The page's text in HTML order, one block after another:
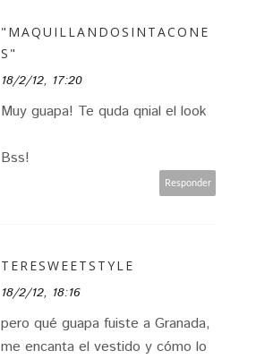
"MAQUILLANDOSINTACONE
S"
18/2/12, 17:20
Muy guapa! Te quda qnial el look
Bss!
Responder
TERESWEETSTYLE
18/2/12, 18:16
pero qué guapa fuiste a Granada,
me encanta el vestido y cómo lo